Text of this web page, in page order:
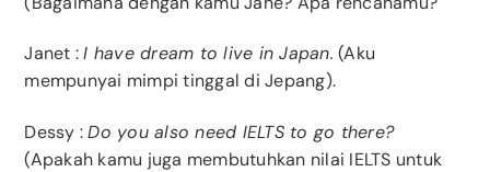
Janet :I have dream to live in Japan. (Aku
mempunyai mimpi tinggal di Jepang).
Dessy :Do you also need IELTS to go there?
(Apakah kamu juga membutuhkan nilai IELTS untuk